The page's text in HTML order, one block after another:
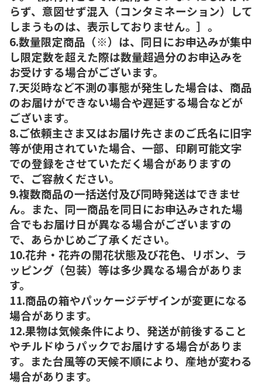
らず、意図せず混入（コンタミネーション）して
しまうものは、表示しておりません。］。
6.数量限定商品（※）は、同日にお申込みが集中
し限定数を超えた際は数量超過分のお申込みを
お受けする場合がございます。
7.天災時など不測の事態が発生した場合は、商品
のお届けができない場合や遅延する場合などが
ございます。
8.ご依頼主さま又はお届け先さまのご氏名に旧字
等が使用されていた場合、一部、印刷可能文字
での登録をさせていただく場合がありますの
で、ご容赦ください。
9.複数商品の一括送付及び同時発送はできませ
ん。また、同一商品を同日にお申込みされた場
合でもお届け日が異なる場合がございますの
で、あらかじめご了承ください。
10.花弁・花卉の開花状態及び花色、リボン、ラ
ッピング（包装）等は多少異なる場合がありま
す。
11.商品の箱やパッケージデザインが変更になる
場合があります。
12.果物は気候条件により、発送が前後すること
やチルドゆうパックでお届けする場合がありま
す。また台風等の天候不順により、産地が変わる
場合があります。